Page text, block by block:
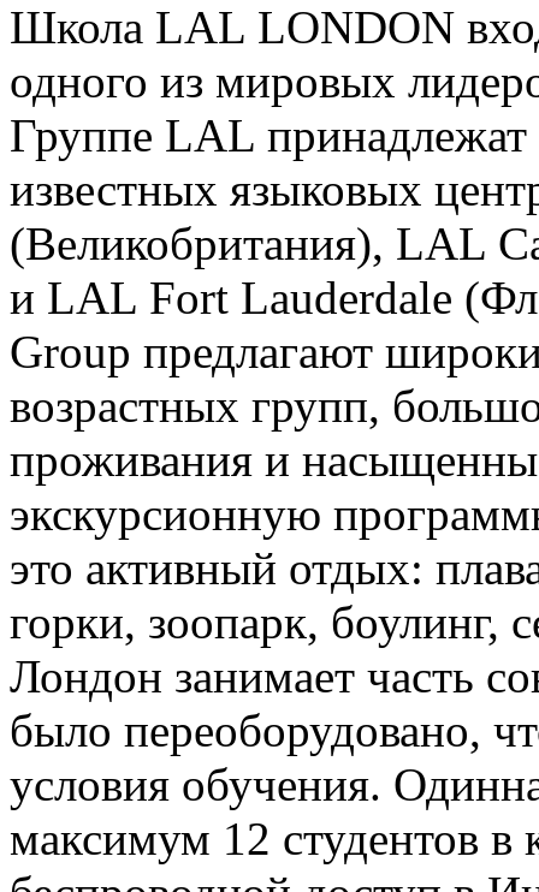
Школа LAL LONDON
одного из мировых
Группе LAL
известных языковых
(Великобритания), LAL
и LAL Fort Lauderdale
Group предлагают
возрастных групп,
проживания и
экскурсионную
это активный отдых:
горки, зоопарк, боулинг,
Лондон занимает часть
было переоборудовано,
условия обучения.
максимум 12 студентов в